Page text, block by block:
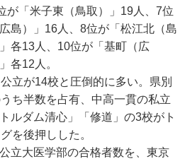
が「米子東（鳥取）」19人、7位
島）」16人、8位が「松江北（島
各13人、10位が「基町（広
各12人。
立が14校と圧倒的に多い。県別
ち半数を占有、中高一貫の私立
ルダム清心」「修道」の3校がト
を後押しした。
立大医学部の合格者数を、東京